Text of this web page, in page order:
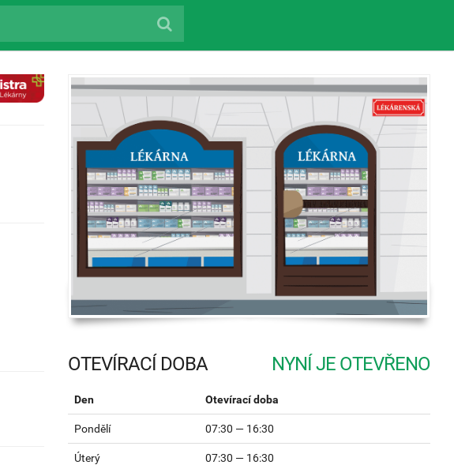
OTEVÍRACÍ DOBA
Den Otevírací doba
Pondělí 07:30 — 16:30
Úterý 07:30 — 16:30